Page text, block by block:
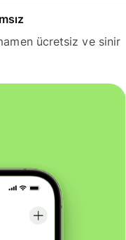
ücretsiz ve sinir